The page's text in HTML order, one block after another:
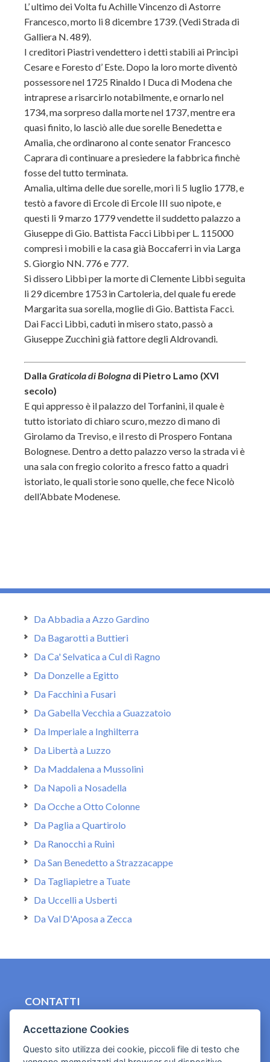
L’ ultimo dei Volta fu Achille Vincenzo di Astorre
Francesco, morto li 8 dicembre 1739. (Vedi Strada di
Galliera N. 489).
I creditori Piastri vendettero i detti stabili ai Principi
Cesare e Foresto d’ Este. Dopo la loro morte diventò
possessore nel 1725 Rinaldo I Duca di Modena che
intraprese a risarcirlo notabilmente, e ornarlo nel
1734, ma sorpreso dalla morte nel 1737, mentre era
quasi finito, lo lasciò alle due sorelle Benedetta e
Amalia, che ordinarono al conte senator Francesco
Caprara di continuare a presiedere la fabbrica finchè
fosse del tutto terminata.
Amalia, ultima delle due sorelle, morì li 5 luglio 1778, e
testò a favore di Ercole di Ercole III suo nipote, e
questi li 9 marzo 1779 vendette il suddetto palazzo a
Giuseppe di Gio. Battista Facci Libbi per L. 115000
compresi i mobili e la casa già Boccaferri in via Larga
S. Giorgio NN. 776 e 777.
Si dissero Libbi per la morte di Clemente Libbi seguita
li 29 dicembre 1753 in Cartoleria, del quale fu erede
Margarita sua sorella, moglie di Gio. Battista Facci.
Dai Facci Libbi, caduti in misero stato, passò a
Giuseppe Zucchini già fattore degli Aldrovandi.
Dalla Graticola di Bologna di Pietro Lamo (XVI
secolo)
E qui appresso è il palazzo del Torfanini, il quale è
tutto istoriato di chiaro scuro, mezzo di mano di
Girolamo da Treviso, e il resto di Prospero Fontana
Bolognese. Dentro a detto palazzo verso la strada vi è
una sala con fregio colorito a fresco fatto a quadri
istoriato, le quali storie sono quelle, che fece Nicolò
dell’Abbate Modenese.
Da Abbadia a Azzo Gardino
Da Bagarotti a Buttieri
Da Ca' Selvatica a Cul di Ragno
Da Donzelle a Egitto
Da Facchini a Fusari
Da Gabella Vecchia a Guazzatoio
Da Imperiale a Inghilterra
Da Libertà a Luzzo
Da Maddalena a Mussolini
Da Napoli a Nosadella
Da Ocche a Otto Colonne
Da Paglia a Quartirolo
Da Ranocchi a Ruini
Da San Benedetto a Strazzacappe
Da Tagliapietre a Tuate
Da Uccelli a Usberti
Da Val D'Aposa a Zecca
CONTATTI
Cookies e informativa privacy
Accettazione Cookies
Questo sito utilizza dei cookie, piccoli file di testo che